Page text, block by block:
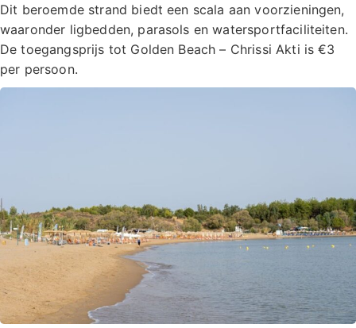
Dit beroemde strand biedt een scala aan voorzieningen,
waaronder ligbedden, parasols en watersportfaciliteiten.
De toegangsprijs tot Golden Beach – Chrissi Akti is €3
per persoon.